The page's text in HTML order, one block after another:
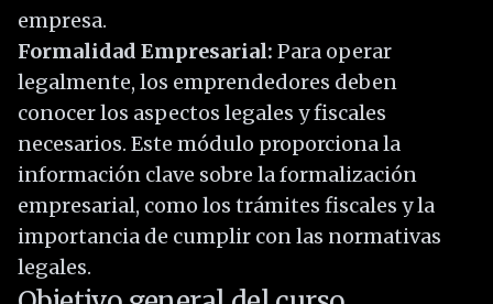
empresa.
Formalidad Empresarial: Para operar
legalmente, los emprendedores deben
conocer los aspectos legales y fiscales
necesarios. Este módulo proporciona la
información clave sobre la formalización
empresarial, como los trámites fiscales y la
importancia de cumplir con las normativas
legales.